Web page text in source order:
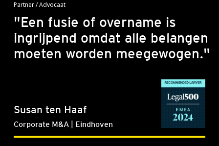
"Een fusie of overname is
ingrijpend omdat alle belangen
moeten worden meegewogen."
Partner / Advocaat
Susan ten Haaf
Corporate M&A | Eindhoven